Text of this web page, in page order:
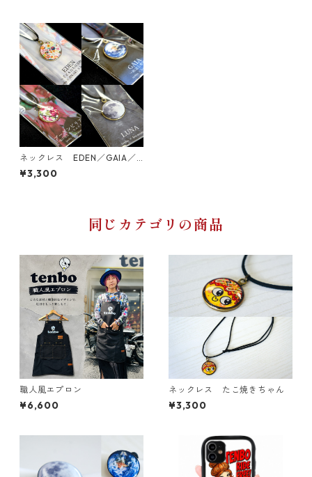
ネックレス EDEN／GAIA／
ブーゲンビリア／LUNA
¥3,300
同じカテゴリの商品
職人風エプロン
¥6,600
ネックレス たこ焼きちゃん
¥3,300